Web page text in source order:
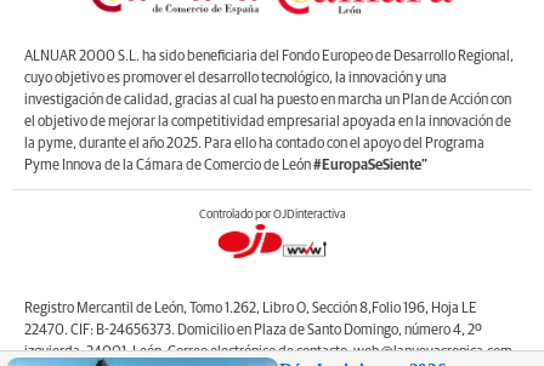
ALNUAR 2000 S.L. ha sido beneficiaria del Fondo Europeo de Desarrollo Regional,
cuyo objetivo es promover el desarrollo tecnológico, la innovación y una
investigación de calidad, gracias al cual ha puesto en marcha un Plan de Acción con
el objetivo de mejorar la competitividad empresarial apoyada en la innovación de
la pyme, durante el año 2025. Para ello ha contado con el apoyo del Programa
Pyme Innova de la Cámara de Comercio de León#EuropaSeSiente”
Controlado por OJDinteractiva
Registro Mercantil de León, Tomo 1.262, Libro O, Sección 8,Folio 196, Hoja LE
22470. CIF: B-24656373. Domicilio en Plaza de Santo Domingo, número 4, 2º
izquierda, 24001, León. Correo electrónico de contacto: web@lanuevacronica.com.